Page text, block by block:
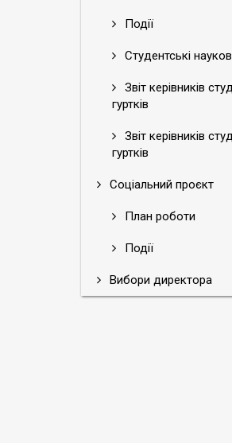
Події
Студентські
Звіт керівників
гуртків
Звіт керівників
гуртків
Соціальний проєкт
План роботи
Події
Вибори директора